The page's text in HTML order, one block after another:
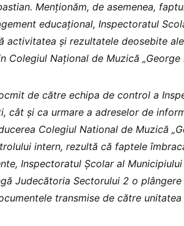
Menționăm, de asemenea,
educațional, Inspectoratul
activitatea și rezultatele deosebite
Colegiul Național de Muzică „George
de către echipa de control a
cât și ca urmare a adreselor de
Colegiul National de Muzică
intern, rezultă că faptele
Inspectoratul Școlar al
Judecătoria Sectorului 2 o
transmise de către